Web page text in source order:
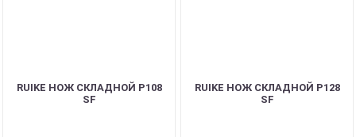
RUIKE НОЖ СКЛАДНОЙ P108
SF
RUIKE НОЖ СКЛАДНОЙ P128
SF